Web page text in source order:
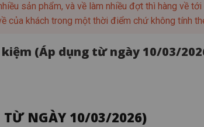
sản phẩm, và về làm nhiều đợt thì hàng về
của khách trong một thời điểm chứ không tính
(Áp dụng từ ngày 10/03/
TỪ NGÀY 10/03/2026)